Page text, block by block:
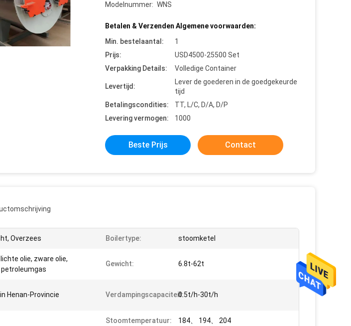
Modelnummer: WNS
Betalen & Verzenden Algemene voorwaarden:
Min. bestelaantal:
1
Prijs:
USD4500-25500 Set
Verpakking Details:
Volledige Container
Levertijd:
Lever de goederen in de goedgekeurde
tijd
Betalingscondities:
TT, L/C, D/A, D/P
Levering vermogen:
1000
Beste Prijs Contact
Overzees Boilertype: stoomketel
olie, zware olie,
petroleumgas
Gewicht: 6.8t-62t
Henan-Provincie Verdampingscapaciteit:0.5t/h-30t/h
Stoomtemperatuur: 184、 194、 204